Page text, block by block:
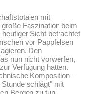
mit
Faszination beim
Sicht betrachtet
vor Pappfelsen
Den
nun nicht vorwerfen,
Verfügung hatten.
Komposition –
schlägt" mit
Bergen zu tun.